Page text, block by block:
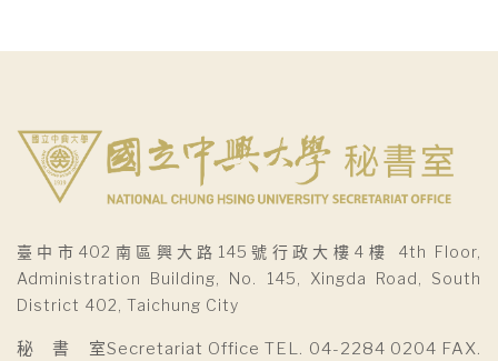
臺中市402南區興大路145號行政大樓4樓 4th Floor,
Administration Building, No. 145, Xingda Road, South
District 402, Taichung City
秘 書 室Secretariat Office TEL. 04-2284 0204 FAX.